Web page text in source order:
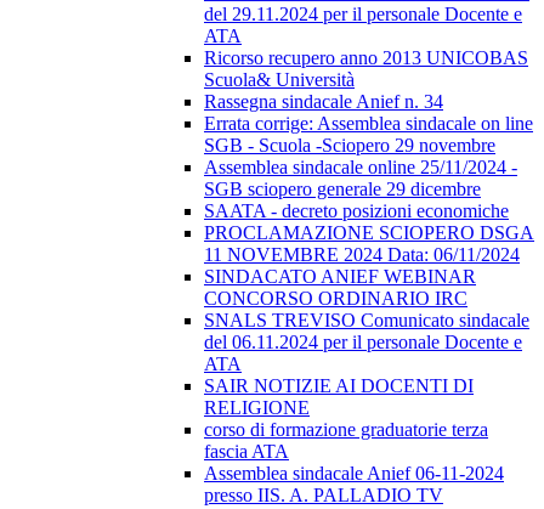
del 29.11.2024 per il personale Docente e
ATA
Ricorso recupero anno 2013 UNICOBAS
Scuola& Università
Rassegna sindacale Anief n. 34
Errata corrige: Assemblea sindacale on line
SGB - Scuola -Sciopero 29 novembre
Assemblea sindacale online 25/11/2024 -
SGB sciopero generale 29 dicembre
SAATA - decreto posizioni economiche
PROCLAMAZIONE SCIOPERO DSGA
11 NOVEMBRE 2024 Data: 06/11/2024
SINDACATO ANIEF WEBINAR
CONCORSO ORDINARIO IRC
SNALS TREVISO Comunicato sindacale
del 06.11.2024 per il personale Docente e
ATA
SAIR NOTIZIE AI DOCENTI DI
RELIGIONE
corso di formazione graduatorie terza
fascia ATA
Assemblea sindacale Anief 06-11-2024
presso IIS. A. PALLADIO TV